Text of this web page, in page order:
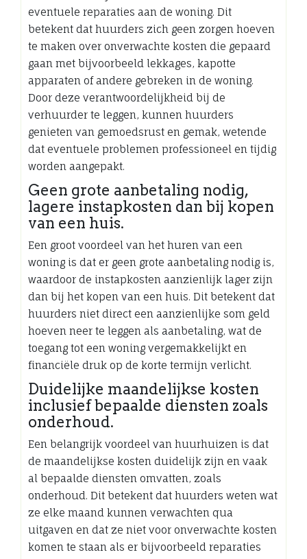
eventuele reparaties aan de woning. Dit
betekent dat huurders zich geen zorgen hoeven
te maken over onverwachte kosten die gepaard
gaan met bijvoorbeeld lekkages, kapotte
apparaten of andere gebreken in de woning.
Door deze verantwoordelijkheid bij de
verhuurder te leggen, kunnen huurders
genieten van gemoedsrust en gemak, wetende
dat eventuele problemen professioneel en tijdig
worden aangepakt.
Geen grote aanbetaling nodig,
lagere instapkosten dan bij kopen
van een huis.
Een groot voordeel van het huren van een
woning is dat er geen grote aanbetaling nodig is,
waardoor de instapkosten aanzienlijk lager zijn
dan bij het kopen van een huis. Dit betekent dat
huurders niet direct een aanzienlijke som geld
hoeven neer te leggen als aanbetaling, wat de
toegang tot een woning vergemakkelijkt en
financiële druk op de korte termijn verlicht.
Duidelijke maandelijkse kosten
inclusief bepaalde diensten zoals
onderhoud.
Een belangrijk voordeel van huurhuizen is dat
de maandelijkse kosten duidelijk zijn en vaak
al bepaalde diensten omvatten, zoals
onderhoud. Dit betekent dat huurders weten wat
ze elke maand kunnen verwachten qua
uitgaven en dat ze niet voor onverwachte kosten
komen te staan als er bijvoorbeeld reparaties